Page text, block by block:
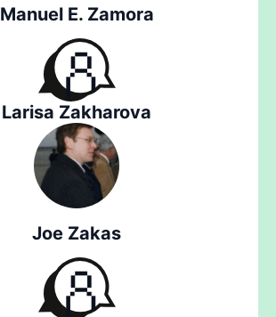
Manuel E. Zamora
Larisa Zakharova
Joe Zakas